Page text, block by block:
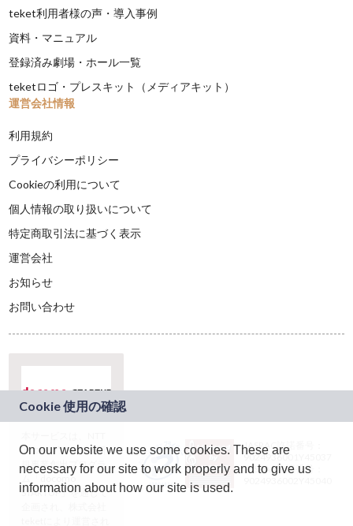
teket利用者様の声・導入事例
資料・マニュアル
登録済み劇場・ホール一覧
teketロゴ・プレスキット（メディアキット）
運営会社情報
利用規約
プライバシーポリシー
Cookieの利用について
個人情報の取り扱いについて
特定商取引法に基づく表示
運営会社
お知らせ
お問い合わせ
ドコモグループの新
規事業創出プログラ
ム「docomo
STARTUP」を通じて
JASRAC許諾番号：
9024936001Y45037
JASRAC許諾番号：
On our website we use some cookies. These are
necessary for our site to work properly and to give us
information about how our site is used.